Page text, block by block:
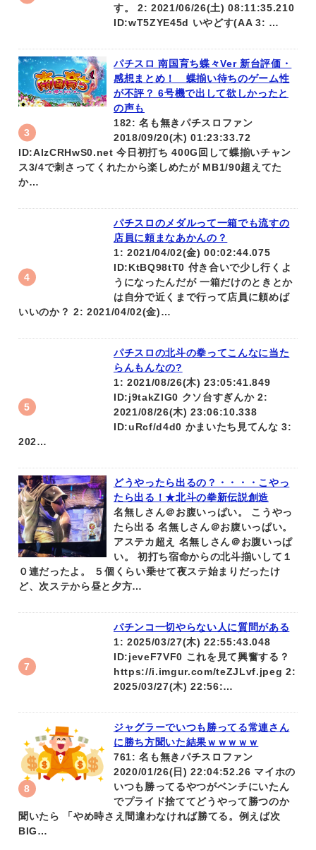
す。 2: 2021/06/26(土) 08:11:35.210
ID:wT5ZYE45d いやどす(AA 3: …
パチスロ 南国育ち蝶々Ver 新台評価・
感想まとめ！ 蝶揃い待ちのゲーム性
が不評？ 6号機で出して欲しかったと
の声も
182: 名も無きパチスロファン
2018/09/20(木) 01:23:33.72
ID:AIzCRHwS0.net 今日初打ち 400G回して蝶揃いチャン
ス3/4で刺さってくれたから楽しめたが MB1/90超えてた
か…
パチスロのメダルって一箱でも流すの
店員に頼まなあかんの？
1: 2021/04/02(金) 00:02:44.075
ID:KtBQ98tT0 付き合いで少し行くよ
うになったんだが 一箱だけのときとか
は自分で近くまで行って店員に頼めば
いいのか？ 2: 2021/04/02(金)…
パチスロの北斗の拳ってこんなに当た
らんもんなの?
1: 2021/08/26(木) 23:05:41.849
ID:j9takZIG0 クソ台すぎんか 2:
2021/08/26(木) 23:06:10.338
ID:uRcf/d4d0 かまいたち見てんな 3:
202…
どうやったら出るの？・・・・こやっ
たら出る！★北斗の拳新伝説創造
名無しさん＠お腹いっぱい。 こうやっ
たら出る 名無しさん＠お腹いっぱい。
アステカ超え 名無しさん＠お腹いっぱ
い。 初打ち宿命からの北斗揃いして１
０連だったよ。 ５個くらい乗せて夜ステ始まりだったけ
ど、次ステから昼と夕方…
パチンコ一切やらない人に質問がある
1: 2025/03/27(木) 22:55:43.048
ID:jeveF7VF0 これを見て興奮する？
https://i.imgur.com/teZJLvf.jpeg 2:
2025/03/27(木) 22:56:…
ジャグラーでいつも勝ってる常連さん
に勝ち方聞いた結果ｗｗｗｗｗ
761: 名も無きパチスロファン
2020/01/26(日) 22:04:52.26 マイホの
いつも勝ってるやつがベンチにいたん
でプライド捨ててどうやって勝つのか
聞いたら 「やめ時さえ間違わなければ勝てる。例えば次
BIG…